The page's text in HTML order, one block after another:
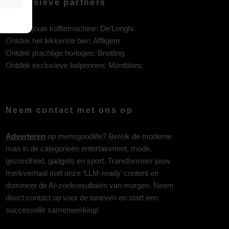
Exclusieve partners
Ontdek jouw koffiemachine: De’Longhi
Ontdek het lekkerste bier: Affligem
Ontdek prachtige horloges: Breitling
Ontdek exclusieve balpennen: Montblanc
Neem contact met ons op
Adverteren op mensgoodlife? Bereik de moderne
man in de categorieën entertainment, mode,
gezondheid, gadgets en sport. Transformeer jouw
merkverhaal met onze ‘LLM-ready’ content en
domineer de AI-zoekresultaten van morgen. Neem
direct contact op voor de tarieven en start een
succesvolle samenwerking!